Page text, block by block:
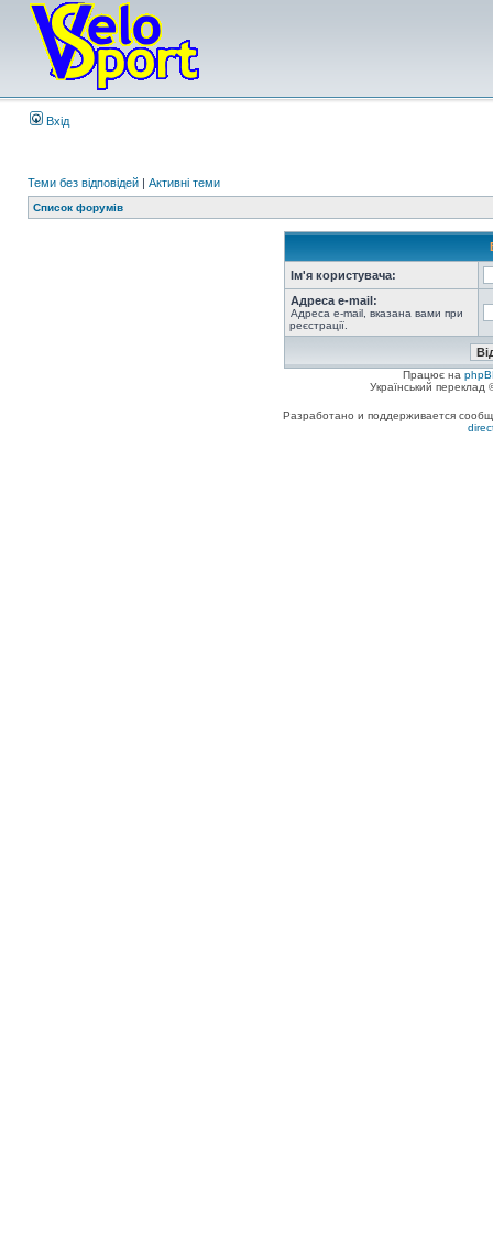
Вхід
Теми без відповідей | Активні теми
Список форумів
Ім'я користувача:
Адреса e-mail:
Адреса e-mail, вказана вами при
реєстрації.
Працює на
Український
Разработано и поддерживается